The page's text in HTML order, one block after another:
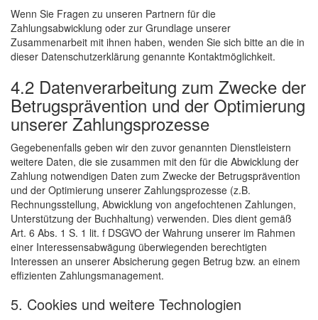
Wenn Sie Fragen zu unseren Partnern für die
Zahlungsabwicklung oder zur Grundlage unserer
Zusammenarbeit mit ihnen haben, wenden Sie sich bitte an die in
dieser Datenschutzerklärung genannte Kontaktmöglichkeit.
4.2 Datenverarbeitung zum Zwecke der
Betrugsprävention und der Optimierung
unserer Zahlungsprozesse
Gegebenenfalls geben wir den zuvor genannten Dienstleistern
weitere Daten, die sie zusammen mit den für die Abwicklung der
Zahlung notwendigen Daten zum Zwecke der Betrugsprävention
und der Optimierung unserer Zahlungsprozesse (z.B.
Rechnungsstellung, Abwicklung von angefochtenen Zahlungen,
Unterstützung der Buchhaltung) verwenden. Dies dient gemäß
Art. 6 Abs. 1 S. 1 lit. f DSGVO der Wahrung unserer im Rahmen
einer Interessensabwägung überwiegenden berechtigten
Interessen an unserer Absicherung gegen Betrug bzw. an einem
effizienten Zahlungsmanagement.
5. Cookies und weitere Technologien